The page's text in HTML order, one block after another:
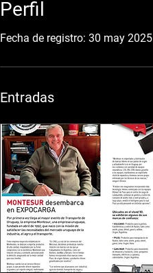
Perfil
Fecha de registro: 30 may 2025
Entradas